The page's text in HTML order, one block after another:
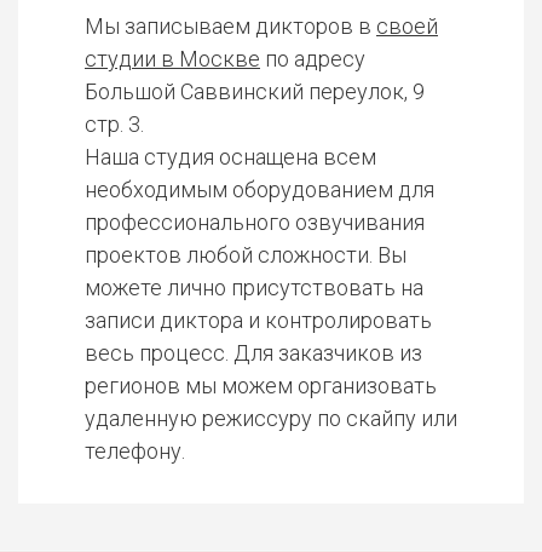
Мы записываем дикторов в своей
студии в Москве по адресу
Большой Саввинский переулок, 9
стр. 3.
Наша студия оснащена всем
необходимым оборудованием для
профессионального озвучивания
проектов любой сложности. Вы
можете лично присутствовать на
записи диктора и контролировать
весь процесс. Для заказчиков из
регионов мы можем организовать
удаленную режиссуру по скайпу или
телефону.